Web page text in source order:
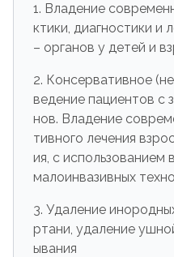
1. Владение
ктики, диагностики и
– органов у детей и
2. Консервативное
ведение пациентов с
нов. Владение
тивного лечения
ия, с использованием
малоинвазивных
3. Удаление
ртани, удаление
ывания